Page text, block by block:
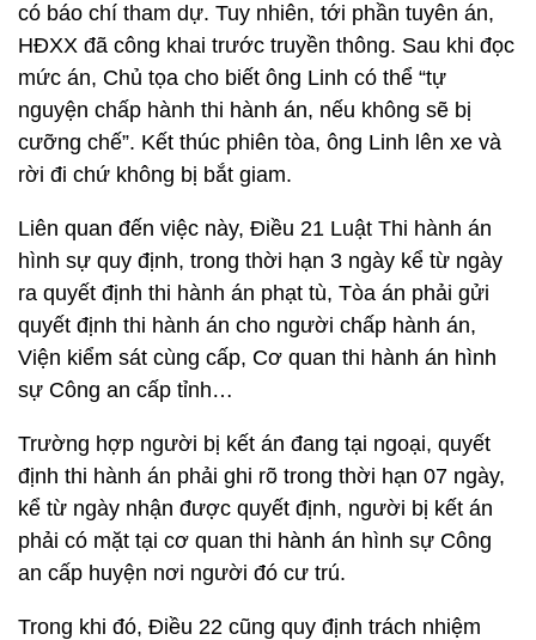
có báo chí tham dự. Tuy nhiên, tới phần tuyên án,
HĐXX đã công khai trước truyền thông. Sau khi đọc
mức án, Chủ tọa cho biết ông Linh có thể “tự
nguyện chấp hành thi hành án, nếu không sẽ bị
cưỡng chế”. Kết thúc phiên tòa, ông Linh lên xe và
rời đi chứ không bị bắt giam.
Liên quan đến việc này, Điều 21 Luật Thi hành án
hình sự quy định, trong thời hạn 3 ngày kể từ ngày
ra quyết định thi hành án phạt tù, Tòa án phải gửi
quyết định thi hành án cho người chấp hành án,
Viện kiểm sát cùng cấp, Cơ quan thi hành án hình
sự Công an cấp tỉnh…
Trường hợp người bị kết án đang tại ngoại, quyết
định thi hành án phải ghi rõ trong thời hạn 07 ngày,
kể từ ngày nhận được quyết định, người bị kết án
phải có mặt tại cơ quan thi hành án hình sự Công
an cấp huyện nơi người đó cư trú.
Trong khi đó, Điều 22 cũng quy định trách nhiệm